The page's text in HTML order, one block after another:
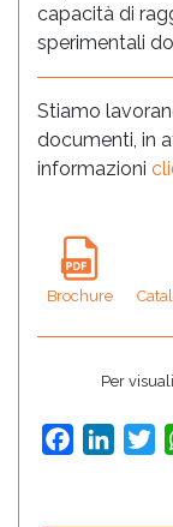
capacità di
sperimentali
Stiamo
documenti, in
informazioni
Brochure
Per
Facebook